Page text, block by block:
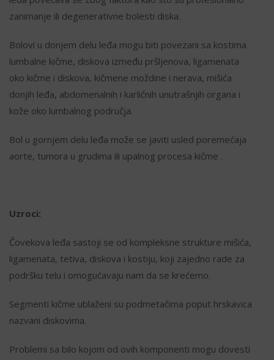
zanimanje ili degenerativne bolesti diska.
Bolovi u donjem delu leđa mogu biti povezani sa kostima
lumbalne kičme, diskova između pršljenova, ligamenata
oko kičme i diskova, kičmene moždine i nerava, mišića
donjih leđa, abdomenalnih i karličnih unutrašnjih organa i
kože oko lumbalnog područja.
Bol u gornjem delu leđa može se javiti usled poremećaja
aorte, tumora u grudima ili upalnog procesa kičme .
Uzroci:
Čovekova leđa sastoji se od kompleksne strukture mišića,
ligamenata, tetiva, diskova i kostiju, koji zajedno rade za
podršku telu i omogućavaju nam da se krećemo.
Segmenti kičme ublaženi su podmetačima poput hrskavica
nazvani diskovima.
Problemi sa bilo kojom od ovih komponenti mogu dovesti